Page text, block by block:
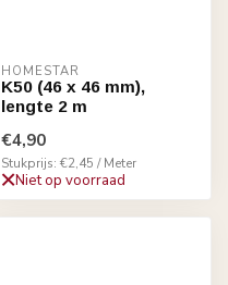
HOMESTAR
K50 (46 x 46 mm),
lengte 2 m
€4,90
Stukprijs: €2,45 / Meter
Niet op voorraad